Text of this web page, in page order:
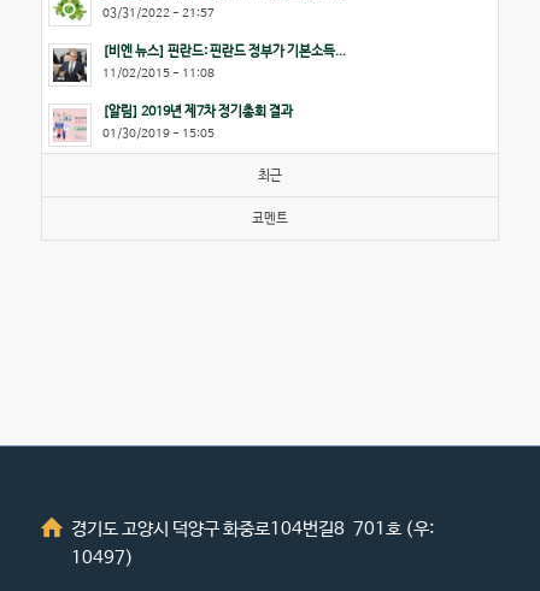
03/31/2022 - 21:57
[비엔 뉴스] 핀란드: 핀란드 정부가 기본소득...
11/02/2015 - 11:08
[알림] 2019년 제7차 정기총회 결과
01/30/2019 - 15:05
최근
코멘트
경기도 고양시 덕양구 화중로104번길8 701호 (우:
10497)